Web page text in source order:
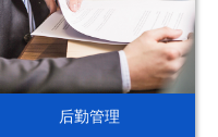
后勤管理